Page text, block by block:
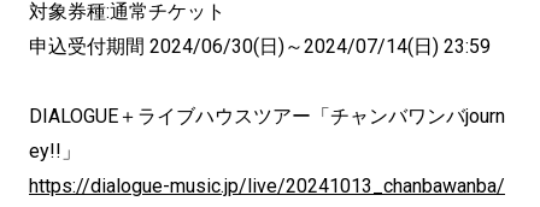
対象券種:通常チケット
申込受付期間 2024/06/30(日)～2024/07/14(日) 23:59
DIALOGUE＋ライブハウスツアー「チャンバワンバjourn
ey!!」
https://dialogue-music.jp/live/20241013_chanbawanba/